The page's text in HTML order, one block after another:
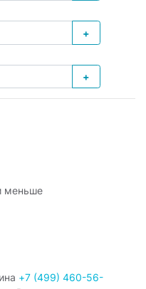
+
+
меньше
+7 (499) 460-56-